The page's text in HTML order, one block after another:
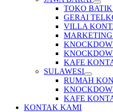
TOKO
GERAI
VILLA
KAFE
SULAWESI
RUMAH
KAFE
KONTAK KAMI